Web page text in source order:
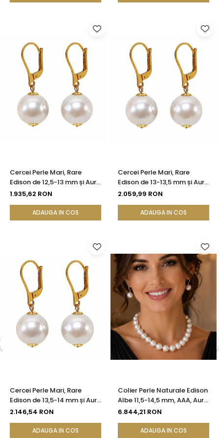
Cercei Perle Mari, Rare
Edison de 12,5-13 mm și Aur
Galben 14K, Eleganță
1.935,62 RON
ADAUGA IN COS
Cercei Perle Mari, Rare
Edison de 13-13,5 mm și Aur
Galben 14K, Frumusețe
2.059,99 RON
ADAUGA IN COS
Cercei Perle Mari, Rare
Edison de 13,5-14 mm și Aur
Galben 14K, Spectacol
2.146,54 RON
ADAUGA IN COS
Colier Perle Naturale Edison
Albe 11,5-14,5 mm, AAA, Aur
Alb 14K | KASKADDA®
6.844,21 RON
ADAUGA IN COS